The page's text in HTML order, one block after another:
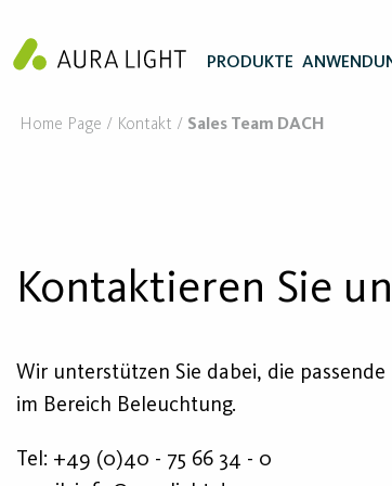
PRODUKTE
Home Page Kontakt Sales Team DACH
Kontaktieren Sie
Wir unterstützen Sie dabei, die
im Bereich Beleuchtung.
Tel: +49 (0)40 - 75 66 34 - 0